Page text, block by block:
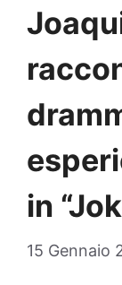
in
15 Gennaio